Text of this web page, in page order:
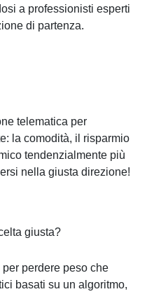
a professionisti esperti
di partenza.
telematica per
la comodità, il risparmio
tendenzialmente più
nella giusta direzione!
giusta?
perdere peso che
basati su un algoritmo,